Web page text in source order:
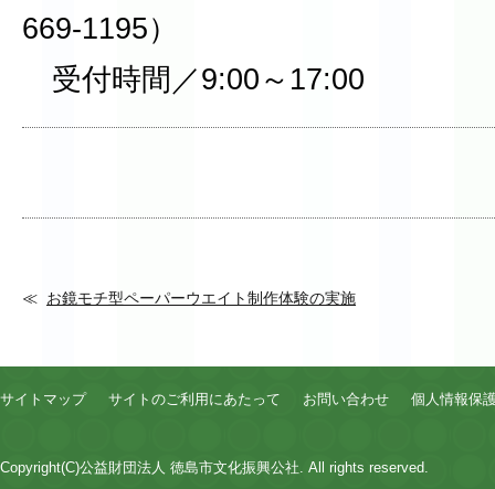
669-1195）
受付時間／9:00～17:00
お鏡モチ型ペーパーウエイト制作体験の実施
サイトマップ サイトのご利用にあたって お問い合わせ 個人情報保
Copyright(C)公益財団法人 徳島市文化振興公社. All rights reserved.